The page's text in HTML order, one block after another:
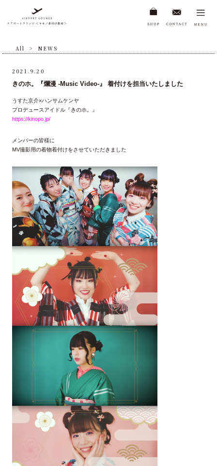
All > NEWS
2021.9.20
きのホ。『爛漫 -Music Video-』 着付けを担当いたしました
うすた京介×ハンサムケンヤ
プロデュースアイドル『きのホ。』
https://kinopo.jp/
メンバーの皆様に
MV撮影用の着物着付けをさせていただきました